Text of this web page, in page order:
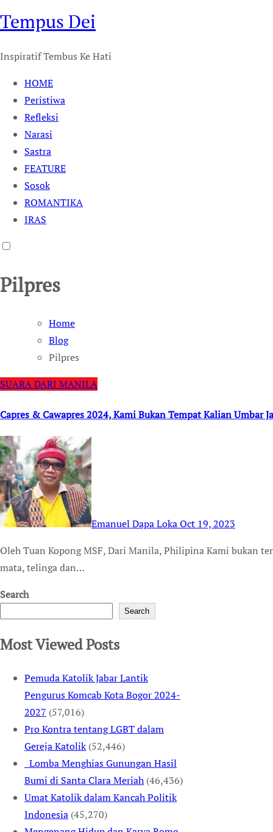
Tempus Dei
Inspiratif Tembus Ke Hati
HOME
Peristiwa
Refleksi
Narasi
Sastra
FEATURE
Sosok
ROMANTIKA
IRAS
Pilpres
Home
Blog
Pilpres
SUARA DARI MANILA
Capres & Cawapres 2024, Kami Bukan Tempat Kalian Umbar
Emanuel Dapa LokaOct 19, 2023
Oleh Tuan Kopong MSF, Dari Manila, Philipina Kami bukan tempat bagimu mengumbar janji, namun menutup
mata, telinga dan…
Search
Search
Most Viewed Posts
Pemuda Katolik Jabar Lantik
Pengurus Komcab Kota Bogor 2024-
2027 (57,016)
Pro Kontra tentang LGBT dalam
Gereja Katolik (52,446)
Lomba Menghias Gunungan Hasil
Bumi di Santa Clara Meriah (46,436)
Umat Katolik dalam Kancah Politik
Indonesia (45,270)